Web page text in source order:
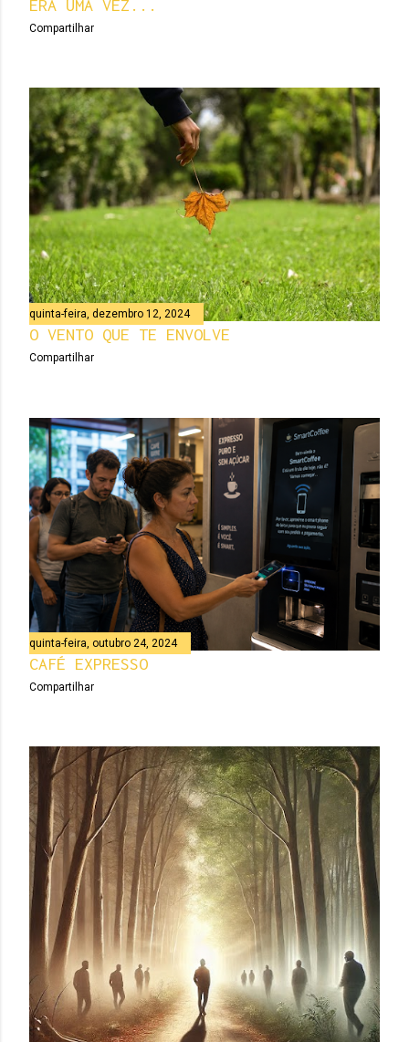
ERA UMA VEZ...
Compartilhar
quinta-feira, dezembro 12, 2024
O VENTO QUE TE ENVOLVE
Compartilhar
quinta-feira, outubro 24, 2024
CAFÉ EXPRESSO
Compartilhar